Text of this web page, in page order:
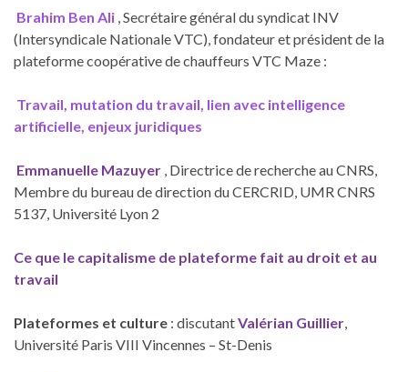
Brahim Ben Ali , Secrétaire général du syndicat INV
(Intersyndicale Nationale VTC), fondateur et président de la
plateforme coopérative de chauffeurs VTC Maze :
Travail, mutation du travail, lien avec intelligence
artificielle, enjeux juridiques
Emmanuelle Mazuyer , Directrice de recherche au CNRS,
Membre du bureau de direction du CERCRID, UMR CNRS
5137, Université Lyon 2
Ce que le capitalisme de plateforme fait au droit et au
travail
Plateformes et culture : discutantValérian Guillier,
Université Paris VIII Vincennes – St-Denis